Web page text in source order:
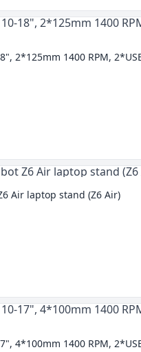
2*125mm 1400 RPM,
Air laptop stand (Z6 Air)
4*100mm 1400 RPM,